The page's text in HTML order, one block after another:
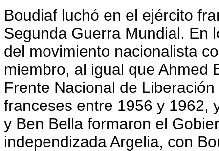
Boudiaf luchó en el ejército
Segunda Guerra Mundial. En
del movimiento nacionalista
miembro, al igual que Ahmed
Frente Nacional de
franceses entre 1956 y 1962,
y Ben Bella formaron el
independizada Argelia, con